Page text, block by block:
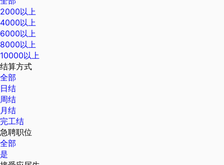
2000以上
4000以上
6000以上
8000以上
10000以上
结算方式
全部
日结
周结
月结
完工结
急聘职位
全部
是